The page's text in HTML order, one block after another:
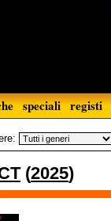
speciali registi
(2025)